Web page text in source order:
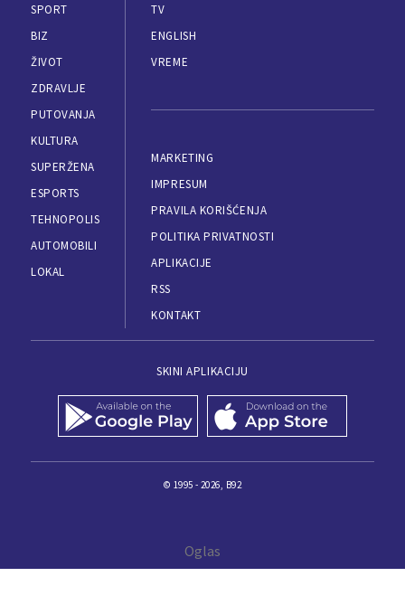
SPORT
BIZ
ŽIVOT
ZDRAVLJE
PUTOVANJA
KULTURA
SUPERŽENA
ESPORTS
TEHNOPOLIS
AUTOMOBILI
LOKAL
TV
ENGLISH
VREME
MARKETING
IMPRESUM
PRAVILA KORIŠĆENJA
POLITIKA PRIVATNOSTI
APLIKACIJE
RSS
KONTAKT
SKINI APLIKACIJU
© 1995 - 2026, B92